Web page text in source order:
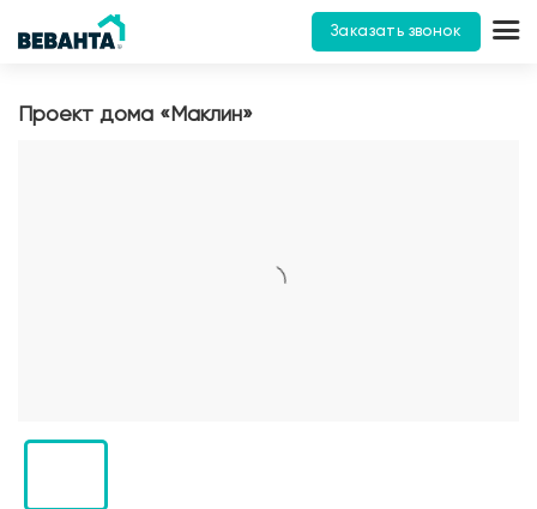
Заказать звонок
Проект дома «Маклин»